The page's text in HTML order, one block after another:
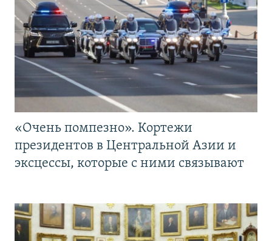
«Очень помпезно». Кортежи
президентов в Центральной Азии и
эксцессы, которые с ними связывают